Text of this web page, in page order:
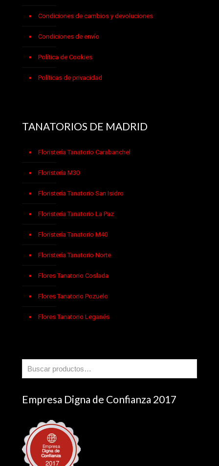
Condiciones de cambios y devoluciones
Condiciones de envío
Política de Cookies
Políticas de privacidad
TANATORIOS DE MADRID
Floristería Tanatorio Carabanchel
Floristería M30
Floristería Tanatorio San Isidro
Floristería Tanatorio La Paz
Floristería Tanatorio M40
Floristería Tanatorio Norte
Flores Tanatorio Coslada
Flores Tanatorio Pozuelo
Flores Tanatorio Leganés
Empresa Digna de Confianza 2017